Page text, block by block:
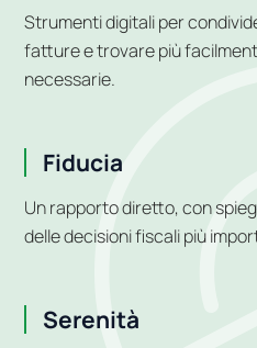
Strumenti digitali per
fatture e trovare più
necessarie.
Fiducia
Un rapporto diretto, con
delle decisioni fiscali più
Serenità